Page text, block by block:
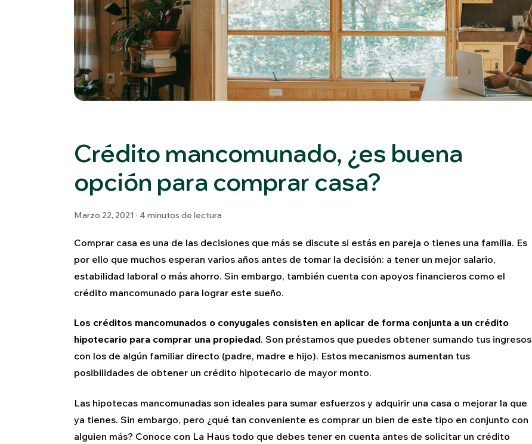
Crédito mancomunado, ¿es buena
opción para comprar casa?
Marzo 22, 2021 · 4 minutos de lectura
Comprar casa es una de las decisiones que más se discute si estás en pareja o tienes una familia. Es
por ello que muchos esperan varios años antes de tomar la decisión: a tener un mejor salario,
estabilidad laboral o más ahorro. Sin embargo, también cuenta con apoyos financieros como el
crédito mancomunado para lograr este sueño.
Los créditos mancomunados o conyugales consisten en aplicar de forma conjunta a un crédito
hipotecario para comprar una propiedad. Son préstamos que puedes obtener sumando tus ingresos
con los de algún familiar directo (padre, madre e hijo). Estos mecanismos aumentan tus
posibilidades de obtener un crédito hipotecario de mayor monto.
Las hipotecas mancomunadas son ideales para sumar esfuerzos y adquirir una casa o mejorar la que
ya tienes. Sin embargo, pero ¿qué tan conveniente es comprar un bien de este tipo en conjunto con
alguien más? Conoce con La Haus todo que debes tener en cuenta antes de solicitar un crédito